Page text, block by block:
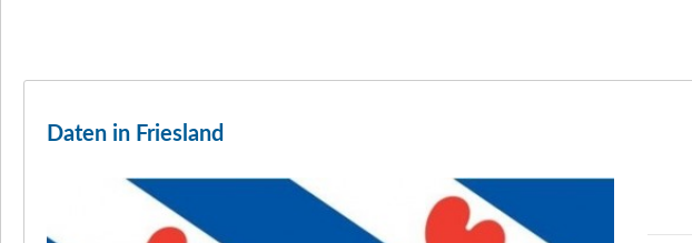
Daten in Friesland